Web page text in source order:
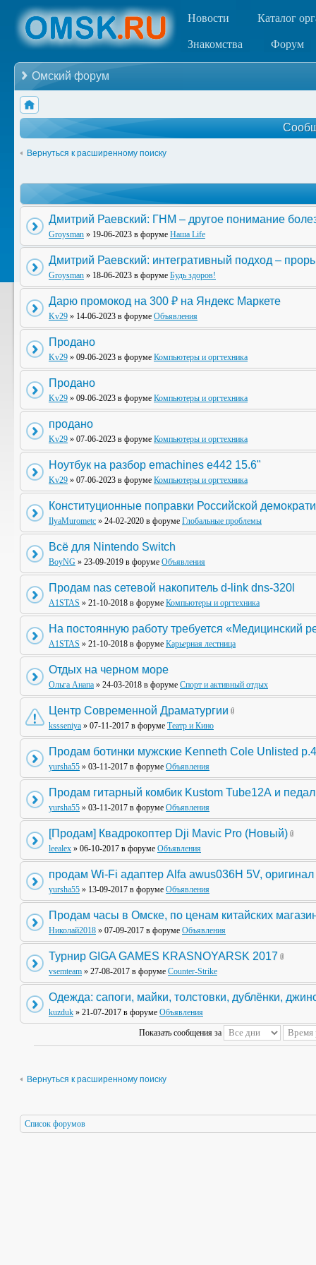
Новости Каталог
Знакомства Форум
Омский форум
Вернуться к расширенному поиску
Дмитрий Раевский: ГНМ – другое понимание
Groysman » 19-06-2023 в форуме Наша Life
Дмитрий Раевский: интегративный подход –
Groysman » 18-06-2023 в форуме Будь здоров!
Дарю промокод на 300 ₽ на Яндекс Маркете
Kv29 » 14-06-2023 в форуме Объявления
Продано
Kv29 » 09-06-2023 в форуме Компьютеры и оргтехника
Продано
Kv29 » 09-06-2023 в форуме Компьютеры и оргтехника
продано
Kv29 » 07-06-2023 в форуме Компьютеры и оргтехника
Ноутбук на разбор emachines e442 15.6"
Kv29 » 07-06-2023 в форуме Компьютеры и оргтехника
Конституционные поправки Российской
IlyaMurometc » 24-02-2020 в форуме Глобальные проблемы
Всё для Nintendo Switch
BoyNG » 23-09-2019 в форуме Объявления
Продам nas сетевой накопитель d-link dns-320l
A1STAS » 21-10-2018 в форуме Компьютеры и оргтехника
На постоянную работу требуется «Медицинский
A1STAS » 21-10-2018 в форуме Карьерная лестница
Отдых на черном море
Ольга Анапа » 24-03-2018 в форуме Спорт и активный отдых
Центр Современной Драматургии
kssseniya » 07-11-2017 в форуме Театр и Кино
Продам ботинки мужские Kenneth Cole Unlisted
yursha55 » 03-11-2017 в форуме Объявления
Продам гитарный комбик Kustom Tube12А и
yursha55 » 03-11-2017 в форуме Объявления
[Продам] Квадрокоптер Dji Mavic Pro (Новый)
leealex » 06-10-2017 в форуме Объявления
продам Wi-Fi адаптер Alfa awus036H 5V, оригинал
yursha55 » 13-09-2017 в форуме Объявления
Продам часы в Омске, по ценам китайских
Николай2018 » 07-09-2017 в форуме Объявления
Турнир GIGA GAMES KRASNOYARSK 2017
vsemteam » 27-08-2017 в форуме Counter-Strike
Одежда: сапоги, майки, толстовки, дублёнки,
kuzduk » 21-07-2017 в форуме Объявления
Показать сообщения за
Вернуться к расширенному поиску
Список форумов